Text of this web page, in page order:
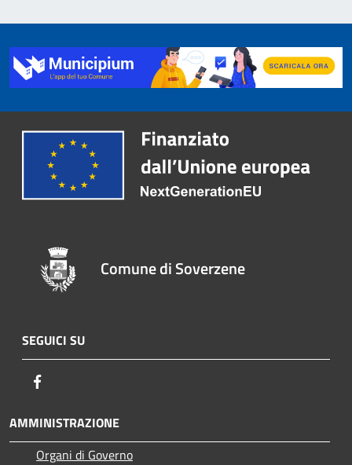
Comune di Soverzene
SEGUICI SU
AMMINISTRAZIONE
Organi di Governo